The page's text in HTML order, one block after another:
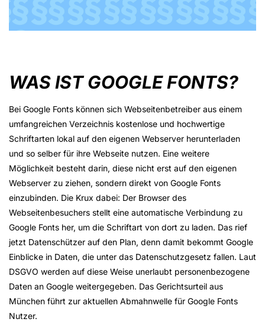
WAS IST GOOGLE FONTS?
Bei Google Fonts können sich Webseitenbetreiber aus einem
umfangreichen Verzeichnis kostenlose und hochwertige
Schriftarten lokal auf den eigenen Webserver herunterladen
und so selber für ihre Webseite nutzen. Eine weitere
Möglichkeit besteht darin, diese nicht erst auf den eigenen
Webserver zu ziehen, sondern direkt von Google Fonts
einzubinden. Die Krux dabei: Der Browser des
Webseitenbesuchers stellt eine automatische Verbindung zu
Google Fonts her, um die Schriftart von dort zu laden. Das rief
jetzt Datenschützer auf den Plan, denn damit bekommt Google
Einblicke in Daten, die unter das Datenschutzgesetz fallen. Laut
DSGVO werden auf diese Weise unerlaubt personenbezogene
Daten an Google weitergegeben. Das Gerichtsurteil aus
München führt zur aktuellen Abmahnwelle für Google Fonts
Nutzer.